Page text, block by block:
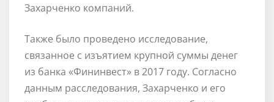
Захарченко компаний.
Также было проведено исследование,
связанное с изъятием крупной суммы денег
из банка «Фининвест» в 2017 году. Согласно
данным расследования, Захарченко и его